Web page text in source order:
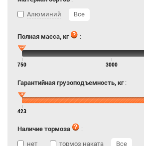
Алюминий
Все
Полная масса, кг :
750 3000
Гарантийная грузоподъемность, кг:
423
Наличие тормоза
:
нет
тормоз наката Все